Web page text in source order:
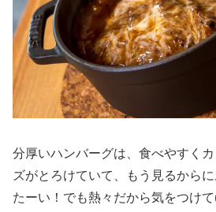
分厚いハンバーグは、食べやすく
ズがとろけていて、もう見るから